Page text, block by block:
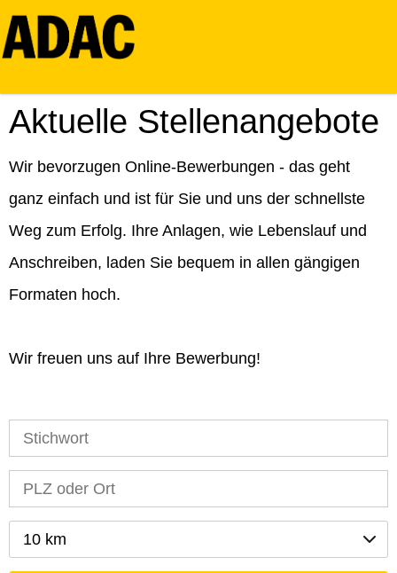
Aktuelle Stellenangebote
Wir bevorzugen Online-Bewerbungen - das geht
ganz einfach und ist für Sie und uns der schnellste
Weg zum Erfolg. Ihre Anlagen, wie Lebenslauf und
Anschreiben, laden Sie bequem in allen gängigen
Formaten hoch.
Wir freuen uns auf Ihre Bewerbung!
10 km